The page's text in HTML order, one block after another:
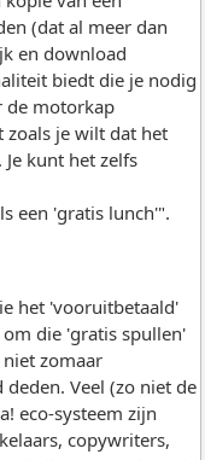
(dat al meer dan
en download
biedt die je nodig
de motorkap
zoals je wilt dat het
kunt het zelfs
een 'gratis lunch'".
het 'vooruitbetaald'
die 'gratis spullen'
zomaar
Veel (zo niet de
eco-systeem zijn
copywriters,